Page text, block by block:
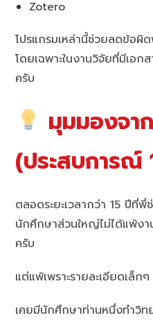
Zotero
โปรแกรมเหล่านี้ช่วยลดข้อผิ
โดยเฉพาะในงานวิจัยที่มีเอ
ครับ
มุมมองจา
(ประสบการณ์
ตลอดระยะเวลากว่า 15 ปีที่
นักศึกษาส่วนใหญ่ไม่ได้แพ้งา
ครับ
แต่แพ้เพราะรายละเอียดเล็
เคยมีนักศึกษาท่านหนึ่งทำวิ